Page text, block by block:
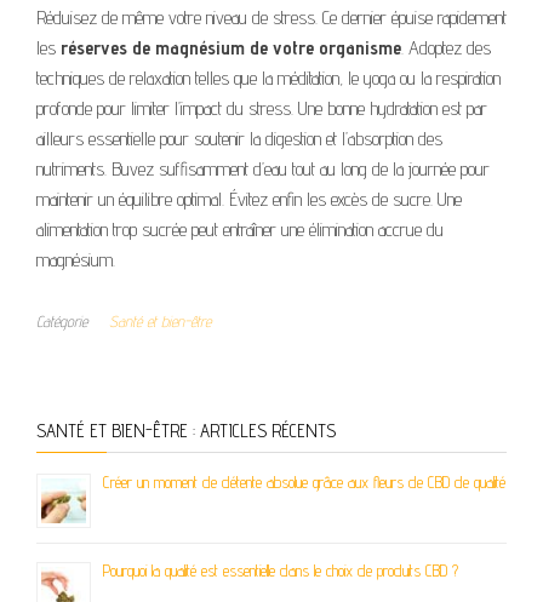
Réduisez de même votre niveau de stress. Ce dernier épuise rapidement
les réserves de magnésium de votre organisme . Adoptez des
techniques de relaxation telles que la méditation, le yoga ou la respiration
profonde pour limiter l’impact du stress. Une bonne hydratation est par
ailleurs essentielle pour soutenir la digestion et l’absorption des
nutriments. Buvez suffisamment d’eau tout au long de la journée pour
maintenir un équilibre optimal. Évitez enfin les excès de sucre. Une
alimentation trop sucrée peut entraîner une élimination accrue du
magnésium.
Catégorie Santé et bien-être
SANTÉ ET BIEN-ÊTRE : ARTICLES RÉCENTS
Créer un moment de détente absolue grâce aux fleurs de CBD de qualité
Pourquoi la qualité est essentielle dans le choix de produits CBD ?